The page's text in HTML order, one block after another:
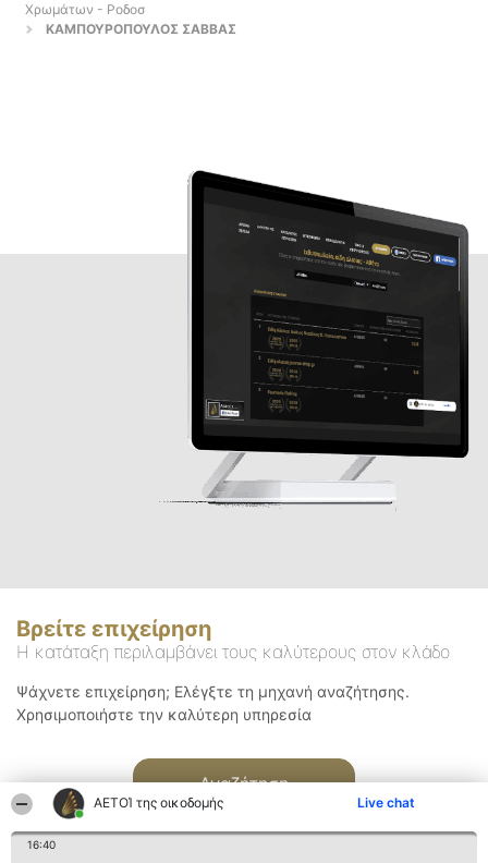
ΑΕΤΟΊ της οικοδομής Live chat
16:40
Χρωμάτων - Ροδοσ
ΚΑΜΠΟΥΡΟΠΟΥΛΟΣ ΣΑΒΒΑΣ
Βρείτε επιχείρηση
Η κατάταξη περιλαμβάνει τους καλύτερους στον κλάδο
Ψάχνετε επιχείρηση; Ελέγξτε τη μηχανή αναζήτησης.
Χρησιμοποιήστε την καλύτερη υπηρεσία
Αναζήτηση